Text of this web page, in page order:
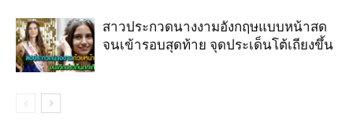
สาวประกวดนางงามอังกฤษแบบหน้าสด
จนเข้ารอบสุดท้าย จุดประเด็นโต้เถียงขึ้น